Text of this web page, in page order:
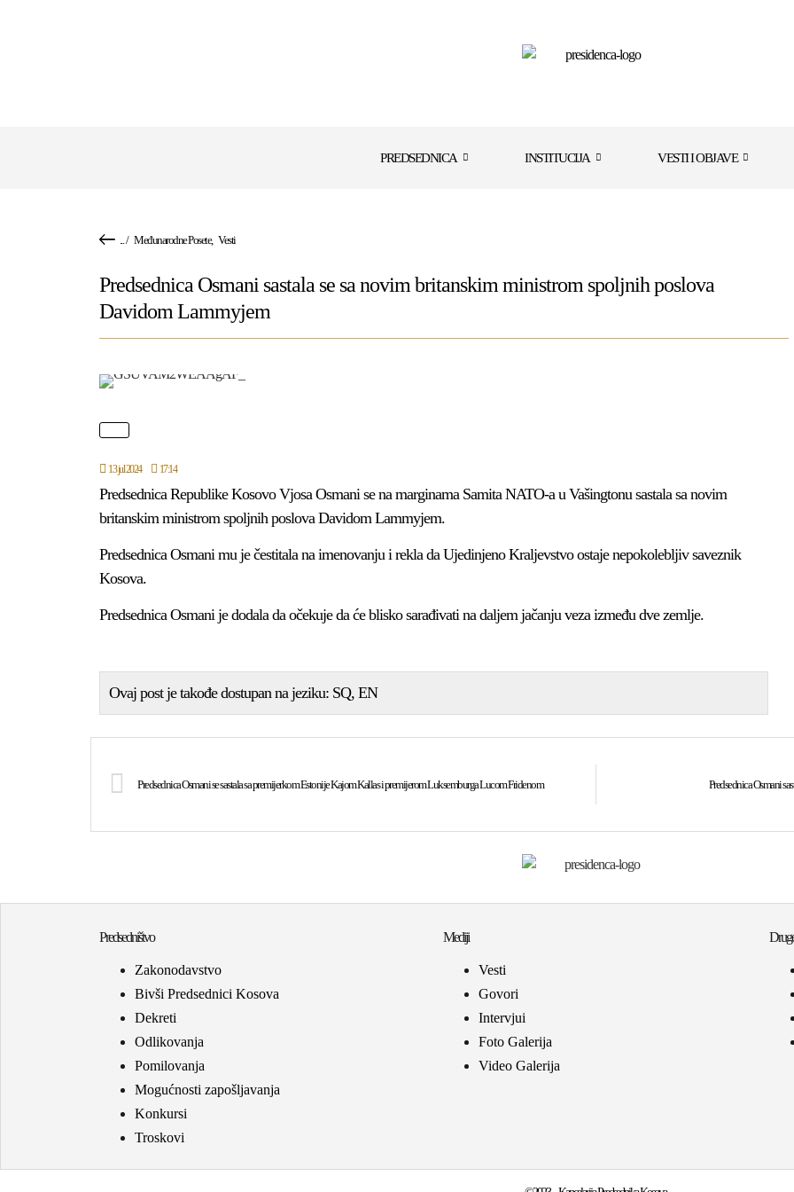
PREDSEDNICA INSTITUCIJA VESTI I OBJAVE
/ Međunarodne Posete, Vesti
Predsednica Osmani sastala se sa novim britanskim ministrom spoljnih poslova
Davidom Lammyjem
13 jul 2024 17:14
Predsednica Republike Kosovo Vjosa Osmani se na marginama Samita NATO-a u Vašingtonu sastala sa novim
britanskim ministrom spoljnih poslova Davidom Lammyjem.
Predsednica Osmani mu je čestitala na imenovanju i rekla da Ujedinjeno Kraljevstvo ostaje nepokolebljiv saveznik
Kosova.
Predsednica Osmani je dodala da očekuje da će blisko sarađivati na daljem jačanju veza između dve zemlje.
Ovaj post je takođe dostupan na jeziku: SQ EN
Predsednica Osmani se sastala sa premijerkom Estonije Kajom Kallas i premijerom Luksemburga Lucom Fridenom Predsednica Osmani
Predsedništvo
Zakonodavstvo
Bivši Predsednici Kosova
Dekreti
Odlikovanja
Pomilovanja
Mogućnosti zapošljavanja
Konkursi
Troskovi
Mediji
Vesti
Govori
Intervjui
Foto Galerija
Video Galerija